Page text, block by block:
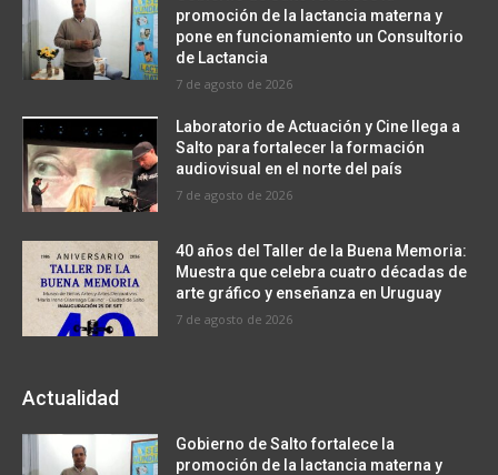
promoción de la lactancia materna y
pone en funcionamiento un Consultorio
de Lactancia
7 de agosto de 2026
Laboratorio de Actuación y Cine llega a
Salto para fortalecer la formación
audiovisual en el norte del país
7 de agosto de 2026
40 años del Taller de la Buena Memoria:
Muestra que celebra cuatro décadas de
arte gráfico y enseñanza en Uruguay
7 de agosto de 2026
Actualidad
Gobierno de Salto fortalece la
promoción de la lactancia materna y